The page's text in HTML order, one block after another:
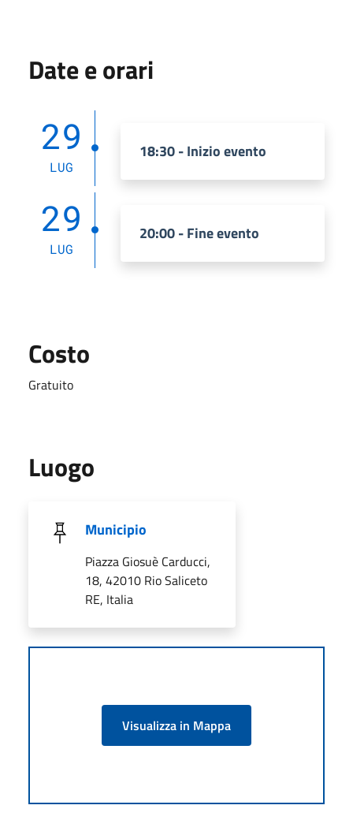
Date e orari
29
LUG
18:30 - Inizio evento
29
LUG
20:00 - Fine evento
Costo
Gratuito
Luogo
Municipio
Piazza Giosuè Carducci,
18, 42010 Rio Saliceto
RE, Italia
Visualizza in Mappa